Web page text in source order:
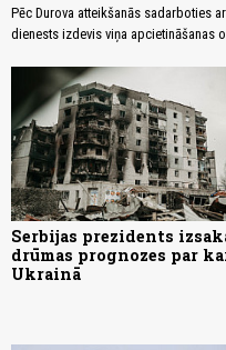
Pēc Durova atteikšanās sadarboties
dienests izdevis viņa apcietināšanas
Serbijas prezidents
drūmas prognozes par
Ukrainā